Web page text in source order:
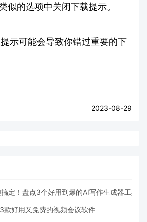
似的选项中关闭下载提示。
示可能会导致你错过重要的下
2023-08-29
定！盘点3个好用到爆的AI写作生成器工具
款好用又免费的视频会议软件